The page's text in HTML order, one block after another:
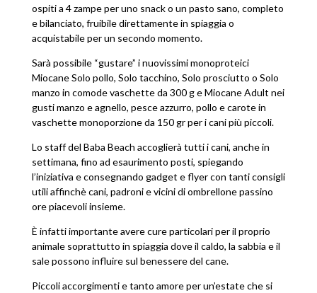
ospiti a 4 zampe per uno snack o un pasto sano, completo
e bilanciato, fruibile direttamente in spiaggia o
acquistabile per un secondo momento.
Sarà possibile “gustare” i nuovissimi monoproteici
Miocane Solo pollo, Solo tacchino, Solo prosciutto o Solo
manzo in comode vaschette da 300 g e Miocane Adult nei
gusti manzo e agnello, pesce azzurro, pollo e carote in
vaschette monoporzione da 150 gr per i cani più piccoli.
Lo staff del Baba Beach accoglierà tutti i cani, anche in
settimana, fino ad esaurimento posti, spiegando
l’iniziativa e consegnando gadget e flyer con tanti consigli
utili affinchè cani, padroni e vicini di ombrellone passino
ore piacevoli insieme.
È infatti importante avere cure particolari per il proprio
animale soprattutto in spiaggia dove il caldo, la sabbia e il
sale possono influire sul benessere del cane.
Piccoli accorgimenti e tanto amore per un’estate che si